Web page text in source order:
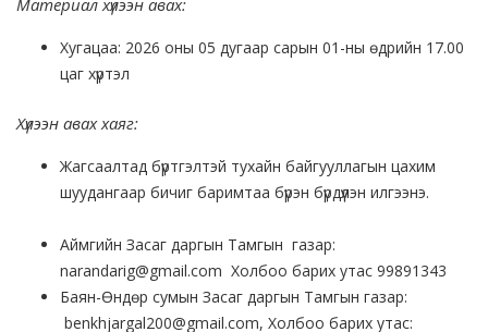
Материал хүлээн авах:
Хугацаа: 2026 оны 05 дугаар сарын 01-ны өдрийн 17.00
цаг хүртэл
Хүлээн авах хаяг:
Жагсаалтад бүртгэлтэй тухайн байгууллагын цахим
шуудангаар бичиг баримтаа бүрэн бүрдүүлэн илгээнэ.
Аймгийн Засаг даргын Тамгын газар:
narandarig@gmail.com Холбоо барих утас 99891343
Баян-Өндөр сумын Засаг даргын Тамгын газар:
benkhjargal200@gmail.com, Холбоо барих утас: